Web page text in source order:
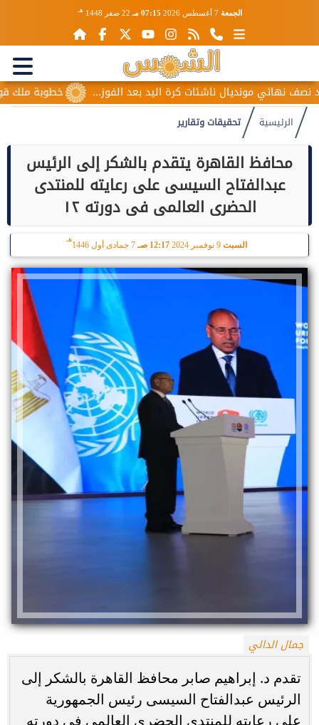
الجمعة 7 أغسطس 2026 07:15 مـ 22 صفر 1448 هـ
خطوبة ملك قورة ويوسف ناشئات كرة اليد بعد الفوز...
الرئيسية تحقيقات وتقارير
محافظ القاهرة يتقدم بالشكر إلى الرئيس
عبدالفتاح السيسى على رعايته للمنتدى
الحضرى العالمى فى دورته ١٢
السبت 12:17 صـ 7 جمادى أول 1446
هـ
جمال الدالي
تقدم د. إبراهيم صابر محافظ القاهرة بالشكر إلى
الرئيس عبدالفتاح السيسى رئيس الجمهورية
على رعايته للمنتدى الحضرى العالمى فى دورته